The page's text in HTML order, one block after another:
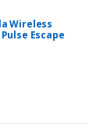
Wireless
Escape